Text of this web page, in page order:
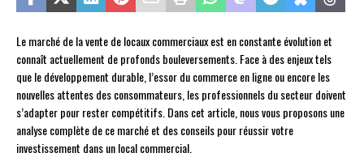
Le marché de la vente de locaux commerciaux est en constante évolution et
connaît actuellement de profonds bouleversements. Face à des enjeux tels
que le développement durable, l’essor du commerce en ligne ou encore les
nouvelles attentes des consommateurs, les professionnels du secteur doivent
s’adapter pour rester compétitifs. Dans cet article, nous vous proposons une
analyse complète de ce marché et des conseils pour réussir votre
investissement dans un local commercial.